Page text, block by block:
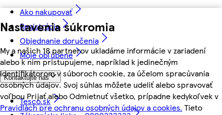
Nastavenia súkromia
My a našich 18 partnerov ukladáme informácie v zariadení
alebo k nim pristupujeme, napríklad k jedinečným
identifikátorom v súboroch cookie, za účelom spracúvania
osobných údajov. Svoj súhlas môžete udeliť alebo spravovať
voľbou Prijať alebo Odmietnuť všetko, prípadne kedykoľvek v
Pravidlách pre ochranu osobných údajov a cookies. Tieto
Ako nakupovať
Registrácia
Objednanie doručenia
Moje obľúbené
Kontaktujte nás
Tesco.sk